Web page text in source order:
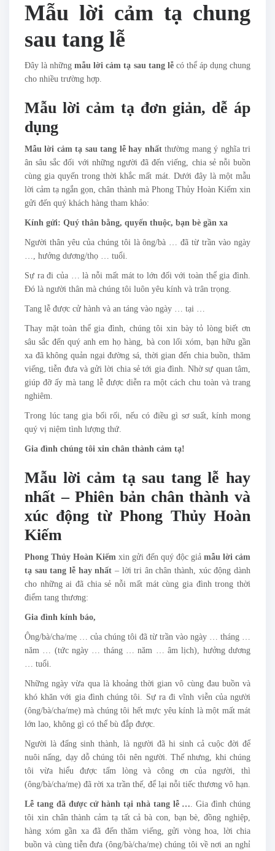
Mẫu lời cảm tạ chung
sau tang lễ
Đây là nhữngmẫu lời cảm tạ sau tang lễcó thể áp dụng chung
cho nhiều trường hợp.
Mẫu lời cảm tạ đơn giản, dễ áp
dụng
Mẫu lời cảm tạ sau tang lễ hay nhấtthường mang ý nghĩa tri
ân sâu sắc đối với những người đã đến viếng, chia sẻ nỗi buồn
cùng gia quyến trong thời khắc mất mát. Dưới đây là một mẫu
lời cảm tạ ngắn gọn, chân thành mà Phong Thủy Hoàn Kiếm xin
gửi đến quý khách hàng tham khảo:
Kính gửi: Quý thân bằng, quyến thuộc, bạn bè gần xa
Người thân yêu của chúng tôi là ông/bà … đã từ trần vào ngày
…, hưởng dương/thọ … tuổi.
Sự ra đi của … là nỗi mất mát to lớn đối với toàn thể gia đình.
Đó là người thân mà chúng tôi luôn yêu kính và trân trọng.
Tang lễ được cử hành và an táng vào ngày … tại …
Thay mặt toàn thể gia đình, chúng tôi xin bày tỏ lòng biết ơn
sâu sắc đến quý anh em họ hàng, bà con lối xóm, bạn hữu gần
xa đã không quản ngại đường sá, thời gian đến chia buồn, thăm
viếng, tiễn đưa và gửi lời chia sẻ tới gia đình. Nhờ sự quan tâm,
giúp đỡ ấy mà tang lễ được diễn ra một cách chu toàn và trang
nghiêm.
Trong lúc tang gia bối rối, nếu có điều gì sơ suất, kính mong
quý vị niệm tình lượng thứ.
Gia đình chúng tôi xin chân thành cảm tạ!
Mẫu lời cảm tạ sau tang lễ hay
nhất – Phiên bản chân thành và
xúc động từ Phong Thủy Hoàn
Kiếm
Phong Thủy Hoàn Kiếm xin gửi đến quý độc giả mẫu lời cảm
tạ sau tang lễ hay nhất – lời tri ân chân thành, xúc động dành
cho những ai đã chia sẻ nỗi mất mát cùng gia đình trong thời
điểm tang thương:
Gia đình kính báo,
Ông/bà/cha/mẹ … của chúng tôi đã từ trần vào ngày … tháng …
năm … (tức ngày … tháng … năm … âm lịch), hưởng dương
… tuổi.
Những ngày vừa qua là khoảng thời gian vô cùng đau buồn và
khó khăn với gia đình chúng tôi. Sự ra đi vĩnh viễn của người
(ông/bà/cha/mẹ) mà chúng tôi hết mực yêu kính là một mất mát
lớn lao, không gì có thể bù đắp được.
Người là đấng sinh thành, là người đã hi sinh cả cuộc đời để
nuôi nấng, dạy dỗ chúng tôi nên người. Thế nhưng, khi chúng
tôi vừa hiểu được tấm lòng và công ơn của người, thì
(ông/bà/cha/mẹ) đã rời xa trần thế, để lại nỗi tiếc thương vô hạn.
Lễ tang đã được cử hành tại nhà tang lễ …. Gia đình chúng
tôi xin chân thành cảm tạ tất cả bà con, bạn bè, đồng nghiệp,
hàng xóm gần xa đã đến thăm viếng, gửi vòng hoa, lời chia
buồn và cùng tiễn đưa (ông/bà/cha/mẹ) chúng tôi về nơi an nghỉ